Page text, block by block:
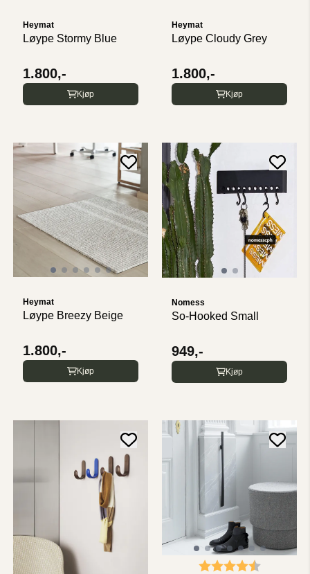
Heymat
Løype Stormy Blue
1.800,-
Kjøp
Heymat
Løype Cloudy Grey
1.800,-
Kjøp
Heymat
Løype Breezy Beige
1.800,-
Kjøp
Nomess
So-Hooked Small
949,-
Kjøp
Karakter: